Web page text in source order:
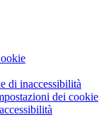
di inaccessibilità
dei cookie